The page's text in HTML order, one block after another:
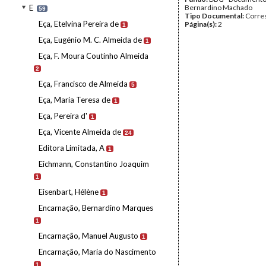
E 59
Eça, Etelvina Pereira de 1
Eça, Eugénio M. C. Almeida de 1
Eça, F. Moura Coutinho Almeida
2
Eça, Francisco de Almeida 5
Eça, Maria Teresa de 1
Eça, Pereira d' 1
Eça, Vicente Almeida de 24
Editora Limitada, A 1
Eichmann, Constantino Joaquim
1
Eisenbart, Hélène 1
Encarnação, Bernardino Marques
1
Encarnação, Manuel Augusto 1
Encarnação, Maria do Nascimento
1
Bernardino Machado
Tipo Documental:
Página(s):2